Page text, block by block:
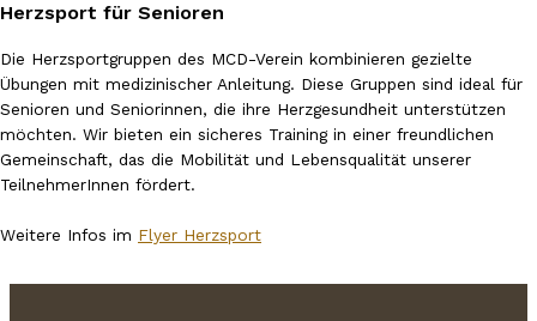
Herzsport für Senioren
Die Herzsportgruppen des MCD-Verein kombinieren gezielte
Übungen mit medizinischer Anleitung. Diese Gruppen sind ideal für
Senioren und Seniorinnen, die ihre Herzgesundheit unterstützen
möchten. Wir bieten ein sicheres Training in einer freundlichen
Gemeinschaft, das die Mobilität und Lebensqualität unserer
TeilnehmerInnen fördert.
Weitere Infos im Flyer Herzsport